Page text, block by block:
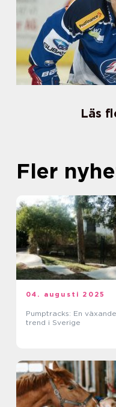
Läs
Fler
04. augusti 2025
Pumptracks: En växande
trend i Sverige